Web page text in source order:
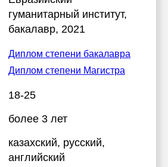
гуманитарный институт,
бакалавр, 2021
Диплом степени бакалавра
Диплом степени Магистра
18-25
более 3 лет
казахский, русский,
английский